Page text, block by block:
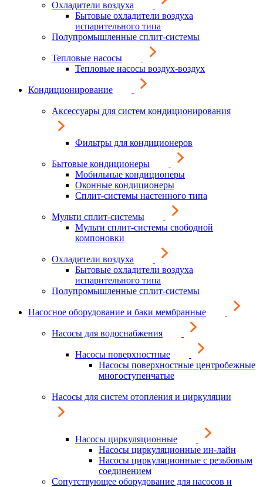
Охладители воздуха
Бытовые охладители воздуха
испарительного типа
Полупромышленные сплит-системы
Тепловые насосы
Тепловые насосы воздух-воздух
Кондиционирование
Аксессуары для систем кондиционирования
Фильтры для кондиционеров
Бытовые кондиционеры
Мобильные кондиционеры
Оконные кондиционеры
Сплит-системы настенного типа
Мульти сплит-системы
Мульти сплит-системы свободной
компоновки
Охладители воздуха
Бытовые охладители воздуха
испарительного типа
Полупромышленные сплит-системы
Насосное оборудование и баки мембранные
Насосы для водоснабжения
Насосы поверхностные
Насосы поверхностные центробежные
многоступенчатые
Насосы для систем отопления и циркуляции
Насосы циркуляционные
Насосы циркуляционные ин-лайн
Насосы циркуляционные с резьбовым
соединением
Сопутствующее оборудование для насосов и